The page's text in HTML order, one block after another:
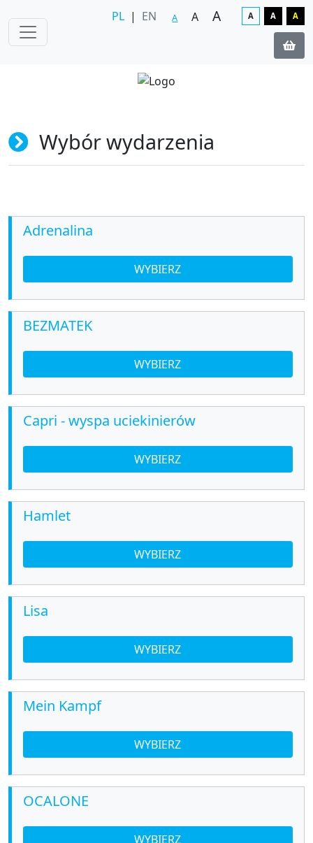
PL | EN A A A A A A
Wybór wydarzenia
Adrenalina
WYBIERZ
BEZMATEK
WYBIERZ
Capri - wyspa uciekinierów
WYBIERZ
Hamlet
WYBIERZ
Lisa
WYBIERZ
Mein Kampf
WYBIERZ
OCALONE
WYBIERZ